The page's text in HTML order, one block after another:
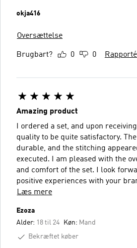
okja416
Oversættelse
Brugbart? 0 0
Amazing product
I ordered a set, and upon
quality to be quite satisfactory.
durable, and the stitching
executed. I am pleased with the
and comfort of the set. I look
positive experiences with your
Læs mere
Ezoza
Alder: 18 til 24 Køn: Mand
Bekræftet køber